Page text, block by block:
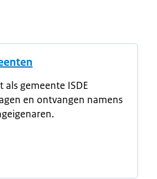
als gemeente ISDE
en ontvangen namens